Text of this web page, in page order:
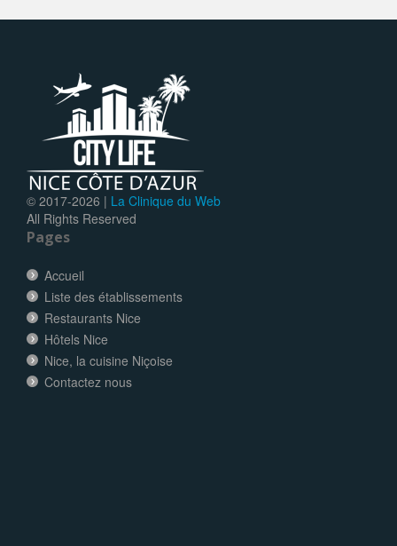
© 2017-2026 | La Clinique du Web
All Rights Reserved
Pages
Accueil
Liste des établissements
Restaurants Nice
Hôtels Nice
Nice, la cuisine Niçoise
Contactez nous